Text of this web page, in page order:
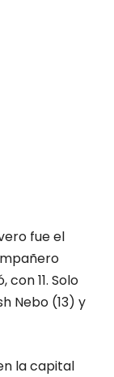
fue el
11. Solo
Nebo (13) y
la capital